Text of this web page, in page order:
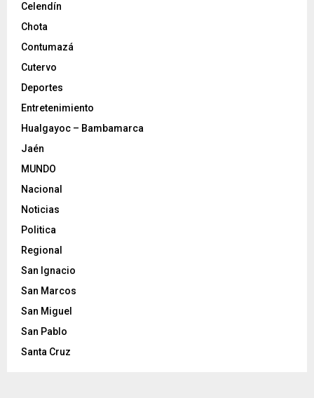
Celendín
Chota
Contumazá
Cutervo
Deportes
Entretenimiento
Hualgayoc – Bambamarca
Jaén
MUNDO
Nacional
Noticias
Politica
Regional
San Ignacio
San Marcos
San Miguel
San Pablo
Santa Cruz